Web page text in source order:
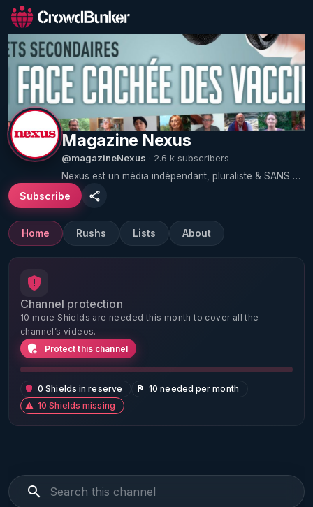
Magazine Nexus
@magazineNexus · 2.6 k subscribers
Nexus est un média indépendant, pluraliste & SANS PUBLICITÉ disponible en kiosque et en ligne. Nexus publie des sujets inédits en science, santé, spiritualité, société, environnement... 112 pages sans censure, sans pub, sans compromis pour explorer les angles morts de la presse traditionnelle ! https://www.nexus.fr/
Subscribe
Home Rushs Lists About
Channel protection
10 more Shields are needed this month to cover all the
channel’s videos.
Protect this channel
0 Shields in reserve
10 needed per month
10 Shields missing